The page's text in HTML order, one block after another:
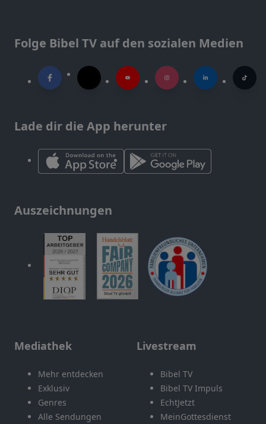
Folge Bibel TV auf den sozialen Medien
Lade dir die App herunter
Auszeichnungen
Mediathek
Mehr entdecken
Exklusiv
Genres
Alle Sendungen
Livestream
Bibel TV
Bibel TV Impuls
EchtJetzt
MeinGottesdienst